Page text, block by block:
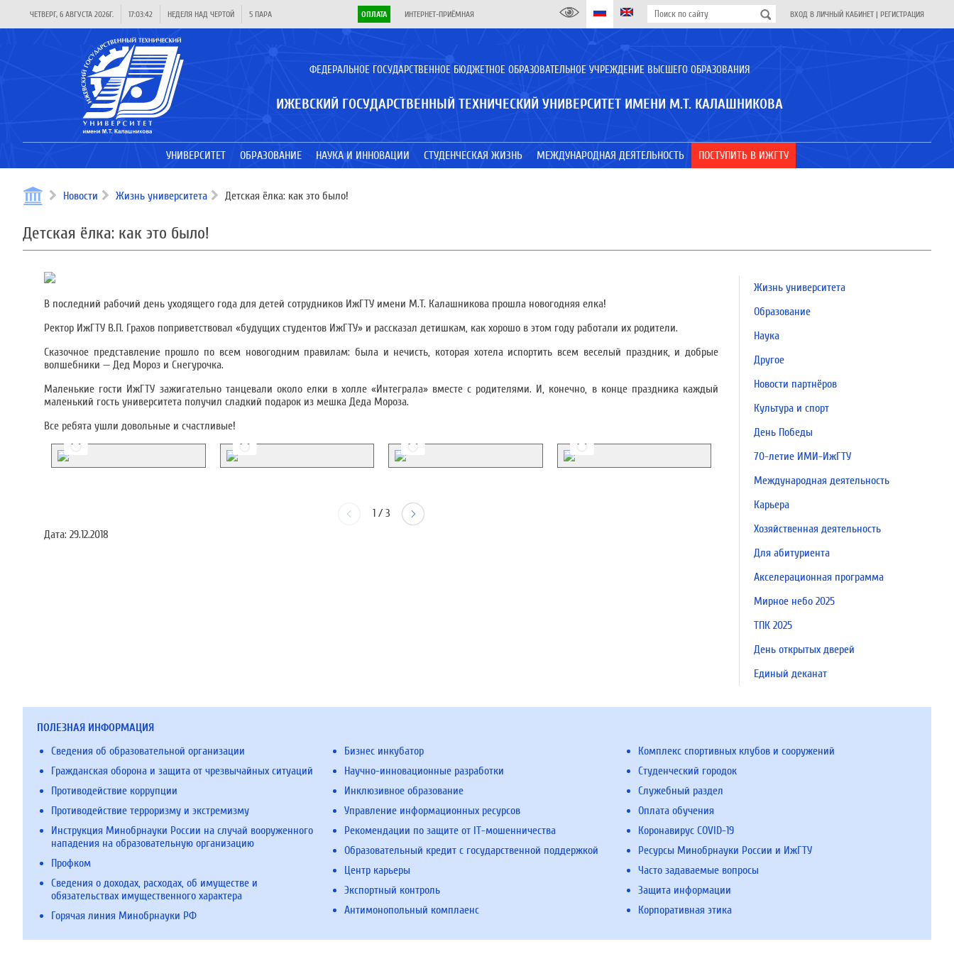
ЧЕТВЕРГ, 6 АВГУСТА 2026Г. 17:03:42 НЕДЕЛЯ НАД ЧЕРТОЙ 5 ПАРА ОПЛАТА ИНТЕРНЕТ-ПРИЁМНАЯ ВХОД В ЛИЧНЫЙ КАБИНЕТ | РЕГИСТРАЦИЯ
ФЕДЕРАЛЬНОЕ ГОСУДАРСТВЕННОЕ БЮДЖЕТНОЕ ОБРАЗОВАТЕЛЬНОЕ УЧРЕЖДЕНИЕ ВЫСШЕГО ОБРАЗОВАНИЯ
ИЖЕВСКИЙ ГОСУДАРСТВЕННЫЙ ТЕХНИЧЕСКИЙ УНИВЕРСИТЕТ ИМЕНИ М.Т. КАЛАШНИКОВА
УНИВЕРСИТЕТ ОБРАЗОВАНИЕ НАУКА И ИННОВАЦИИ СТУДЕНЧЕСКАЯ ЖИЗНЬ МЕЖДУНАРОДНАЯ ДЕЯТЕЛЬНОСТЬ ПОСТУПИТЬ В ИЖГТУ
Новости Жизнь университета Детская ёлка: как это было!
Детская ёлка: как это было!
В последний рабочий день уходящего года для детей сотрудников ИжГТУ имени М.Т. Калашникова прошла новогодняя елка!
Ректор ИжГТУ В.П. Грахов поприветствовал «будущих студентов ИжГТУ» и рассказал детишкам, как хорошо в этом году работали их родители.
Сказочное представление прошло по всем новогодним правилам: была и нечисть, которая хотела испортить всем веселый праздник, и добрые
волшебники — Дед Мороз и Снегурочка.
Маленькие гости ИжГТУ зажигательно танцевали около елки в холле «Интеграла» вместе с родителями. И, конечно, в конце праздника каждый
маленький гость университета получил сладкий подарок из мешка Деда Мороза.
Все ребята ушли довольные и счастливые!
1/ 3
Дата: 29.12.2018
Жизнь университета
Образование
Наука
Другое
Новости партнёров
Культура и спорт
День Победы
70-летие ИМИ-ИжГТУ
Международная деятельность
Карьера
Хозяйственная деятельность
Для абитуриента
Акселерационная программа
Мирное небо 2025
ТПК 2025
День открытых дверей
Единый деканат
ПОЛЕЗНАЯ ИНФОРМАЦИЯ
Сведения об образовательной организации
Гражданская оборона и защита от чрезвычайных ситуаций
Противодействие коррупции
Противодействие терроризму и экстремизму
Инструкция Минобрнауки России на случай вооруженного
нападения на образовательную организацию
Профком
Сведения о доходах, расходах, об имуществе и
обязательствах имущественного характера
Горячая линия Минобрнауки РФ
Бизнес инкубатор
Научно-инновационные разработки
Инклюзивное образование
Управление информационных ресурсов
Рекомендации по защите от IT-мошенничества
Образовательный кредит с государственной поддержкой
Центр карьеры
Экспортный контроль
Антимонопольный комплаенс
Комплекс спортивных клубов и сооружений
Студенческий городок
Служебный раздел
Оплата обучения
Коронавирус COVID-19
Ресурсы Минобрнауки России и ИжГТУ
Часто задаваемые вопросы
Защита информации
Корпоративная этика